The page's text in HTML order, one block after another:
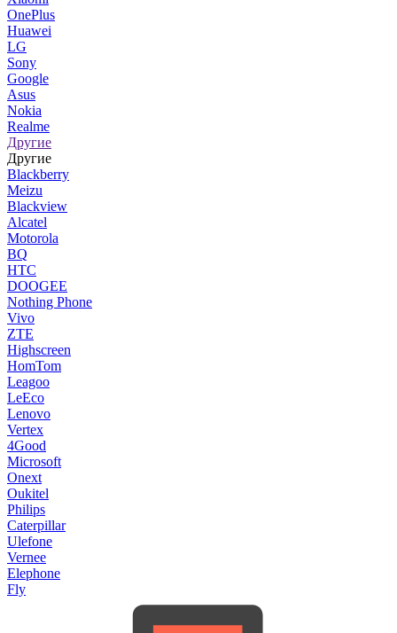
OnePlus
Huawei
LG
Sony
Google
Asus
Nokia
Realme
Другие
Другие
Blackberry
Meizu
Blackview
Alcatel
Motorola
BQ
HTC
DOOGEE
Nothing Phone
Vivo
ZTE
Highscreen
HomTom
Leagoo
LeEco
Lenovo
Vertex
4Good
Microsoft
Onext
Oukitel
Philips
Caterpillar
Ulefone
Vernee
Elephone
Fly